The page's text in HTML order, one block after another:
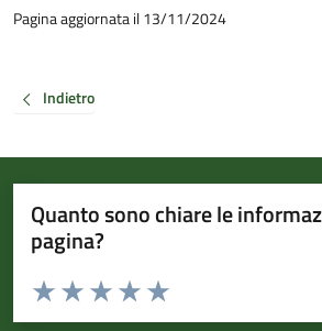
Pagina aggiornata il 13/11/2024
Indietro
Quanto sono chiare le
pagina?
Valuta da 1 a 5 stelle la pagina
Valuta 5 stelle su 5
Valuta 4 stelle su 5
Valuta 3 stelle su 5
Valuta 2 stelle su 5
Valuta 1 stelle su 5